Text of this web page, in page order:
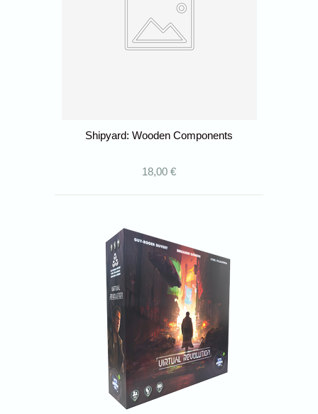
Shipyard: Wooden Components
18,00 €